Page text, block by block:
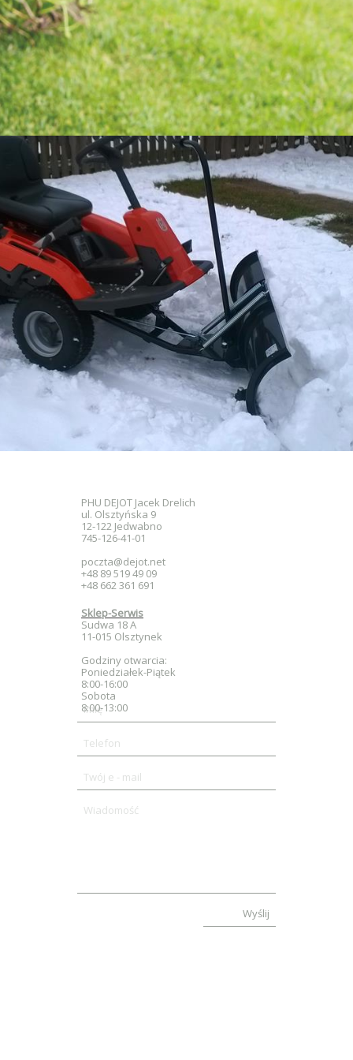
Wyślij
PHU DEJOT Jacek Drelich
ul. Olsztyńska 9
12-122 Jedwabno
745-126-41-01
poczta@dejot.net
+48 89 519 49 09
+48 662 361 691
Sklep-Serwis
Sudwa 18 A
11-015 Olsztynek
Godziny otwarcia:
Poniedziałek-Piątek
8:00-16:00
Sobota
8:00-13:00